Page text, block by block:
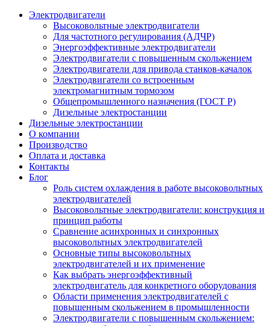
Электродвигатели
Высоковольтные электродвигатели
Для частотного регулирования (АДЧР)
Энергоэффективные электродвигатели
Электродвигатели с повышенным скольжением
Электродвигатели для привода станков-качалок
Электродвигатели со встроенным
электромагнитным тормозом
Общепромышленного назначения (ГОСТ Р)
Дизельные электростанции
Дизельные электростанции
О компании
Производство
Оплата и доставка
Контакты
Блог
Роль систем охлаждения в работе высоковольтных
электродвигателей
Высоковольтные электродвигатели: конструкция и
принцип работы
Сравнение асинхронных и синхронных
высоковольтных электродвигателей
Основные типы высоковольтных
электродвигателей и их применение
Как выбрать энергоэффективный
электродвигатель для конкретного оборудования
Области применения электродвигателей с
повышенным скольжением в промышленности
Электродвигатели с повышенным скольжением: